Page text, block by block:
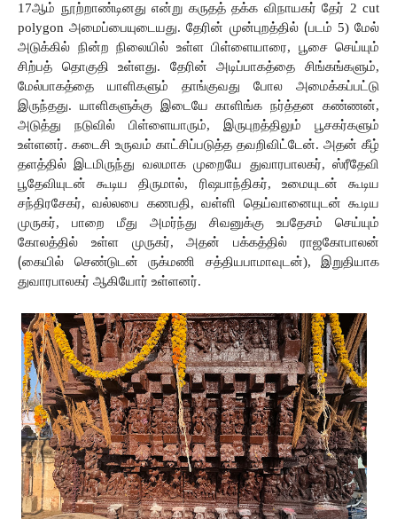
17ஆம் நூற்றாண்டினது என்று கருதத் தக்க விநாயகர் தேர் 2 cut
polygon அமைப்பையுடையது. தேரின் முன்புறத்தில் (படம் 5) மேல்
அடுக்கில் நின்ற நிலையில் உள்ள பிள்ளையாரை, பூசை செய்யும்
சிற்பத் தொகுதி உள்ளது. தேரின்
அடிப்பாகத்தை
சிங்கங்களும்,
மேல்பாகத்தை
யாளிகளும் தாங்குவது போல
அமைக்கப்பட்டு
இருந்தது.
யாளிகளுக்கு இடையே காளிங்க நர்த்தன கண்ணன்,
அடுத்து
நடுவில் பிள்ளையாரும், இருபுறத்திலும் பூசகர்களும்
உள்ளனர். கடைசி உருவம் காட்சிப்படுத்த தவறிவிட்டேன். அதன் கீழ்
தளத்தில் இடமிருந்து
வலமாக முறையே துவாரபாலகர், ஸ்ரீதேவி
பூதேவியுடன்
கூடிய திருமால், ரிஷபாந்திகர், உமையுடன்
கூடிய
சந்திரசேகர், வல்லபை கணபதி, வள்ளி தெய்வானையுடன் கூடிய
முருகர்,
பாறை மீது அமர்ந்து சிவனுக்கு உபதேசம்
செய்யும்
கோலத்தில்
உள்ள முருகர், அதன் பக்கத்தில் ராஜகோபாலன்
(கையில் செண்டுடன் ருக்மணி சத்தியபாமாவுடன்),
இறுதியாக
துவாரபாலகர் ஆகியோர் உள்ளனர்.